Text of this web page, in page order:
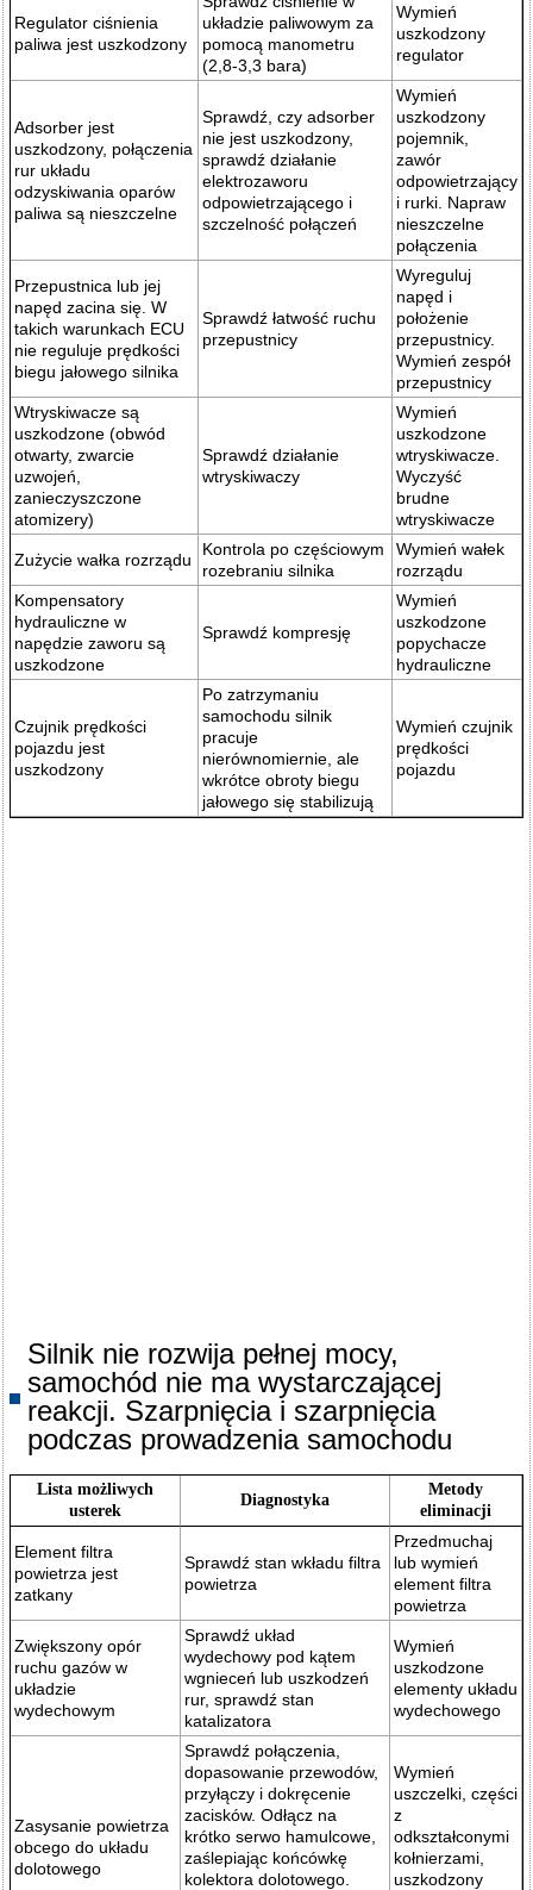
Regulator ciśnienia
paliwa jest uszkodzony
układzie paliwowym za
pomocą manometru
(2,8-3,3 bara)
Wymień
uszkodzony
regulator
Adsorber jest
uszkodzony, połączenia
rur układu
odzyskiwania oparów
paliwa są nieszczelne
Sprawdź, czy adsorber
nie jest uszkodzony,
sprawdź działanie
elektrozaworu
odpowietrzającego i
szczelność połączeń
Wymień
uszkodzony
pojemnik,
zawór
odpowietrzający
i rurki. Napraw
nieszczelne
połączenia
Przepustnica lub jej
napęd zacina się. W
takich warunkach ECU
nie reguluje prędkości
biegu jałowego silnika
Sprawdź łatwość ruchu
przepustnicy
Wyreguluj
napęd i
położenie
przepustnicy.
Wymień zespół
przepustnicy
Wtryskiwacze są
uszkodzone (obwód
otwarty, zwarcie
uzwojeń,
zanieczyszczone
atomizery)
Sprawdź działanie
wtryskiwaczy
Wymień
uszkodzone
wtryskiwacze.
Wyczyść
brudne
wtryskiwacze
Zużycie wałka rozrządu
Kontrola po częściowym
rozebraniu silnika
Wymień wałek
rozrządu
Kompensatory
hydrauliczne w
napędzie zaworu są
uszkodzone
Sprawdź kompresję
Wymień
uszkodzone
popychacze
hydrauliczne
Czujnik prędkości
pojazdu jest
uszkodzony
Po zatrzymaniu
samochodu silnik
pracuje
nierównomiernie, ale
wkrótce obroty biegu
jałowego się stabilizują
Wymień czujnik
prędkości
pojazdu
Silnik nie rozwija pełnej mocy,
samochód nie ma wystarczającej
reakcji. Szarpnięcia i szarpnięcia
podczas prowadzenia samochodu
Lista możliwych
usterek
Diagnostyka
Metody
eliminacji
Element filtra
powietrza jest
zatkany
Sprawdź stan wkładu filtra
powietrza
Przedmuchaj
lub wymień
element filtra
powietrza
Zwiększony opór
ruchu gazów w
układzie
wydechowym
Sprawdź układ
wydechowy pod kątem
wgnieceń lub uszkodzeń
rur, sprawdź stan
katalizatora
Wymień
uszkodzone
elementy układu
wydechowego
Zasysanie powietrza
obcego do układu
dolotowego
Sprawdź połączenia,
dopasowanie przewodów,
przyłączy i dokręcenie
zacisków. Odłącz na
krótko serwo hamulcowe,
zaślepiając końcówkę
kolektora dolotowego.
Wymień
uszczelki, części
z
odkształconymi
kołnierzami,
uszkodzony